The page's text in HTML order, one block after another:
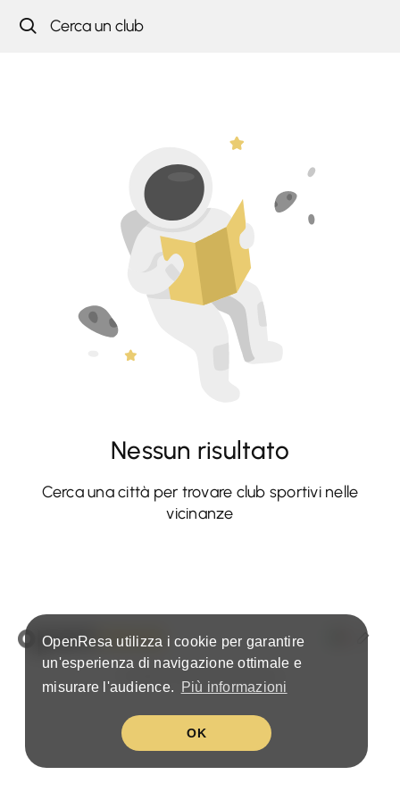
OpenResa utilizza i cookie per garantire
un'esperienza di navigazione ottimale e
misurare l'audience.
Più informazioni
OK
Nessun risultato
Cerca una città per trovare club sportivi nelle
vicinanze